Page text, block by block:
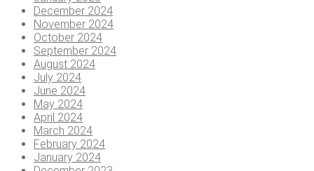
December 2024
November 2024
October 2024
September 2024
August 2024
July 2024
June 2024
May 2024
April 2024
March 2024
February 2024
January 2024